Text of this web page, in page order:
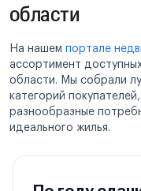
области
На нашем портале
ассортимент
области. Мы собрали
категорий
разнообразные
идеального жилья.